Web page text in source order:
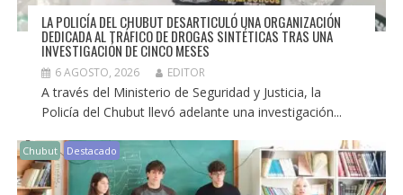
LA POLICÍA DEL CHUBUT DESARTICULÓ UNA ORGANIZACIÓN
DEDICADA AL TRÁFICO DE DROGAS SINTÉTICAS TRAS UNA
INVESTIGACIÓN DE CINCO MESES
6 AGOSTO, 2026 EDITOR
A través del Ministerio de Seguridad y Justicia, la
Policía del Chubut llevó adelante una investigación...
Chubut Destacado